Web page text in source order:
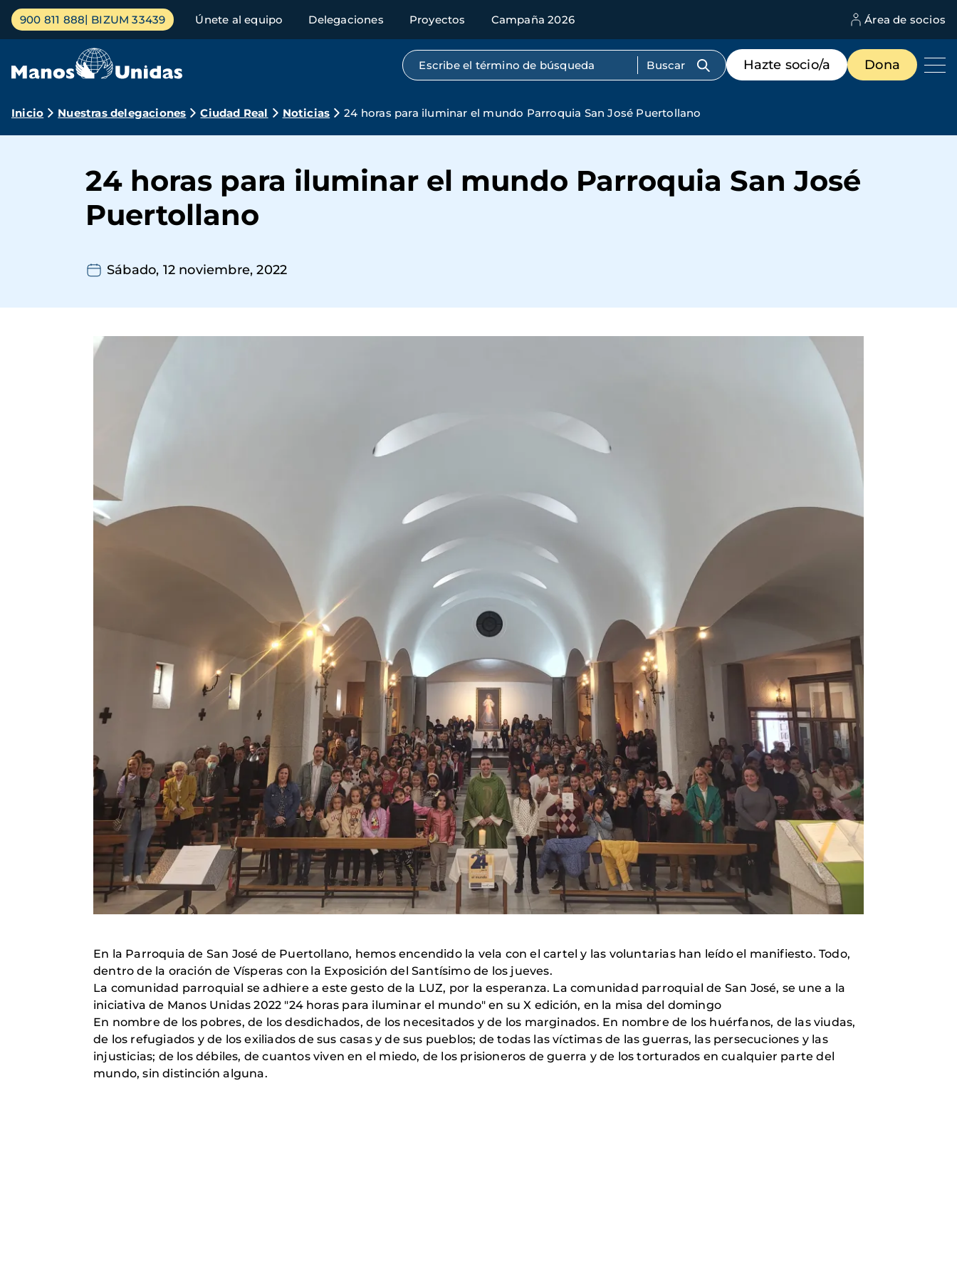
Pasar
contenido
Menú
principal
900 811 888 BIZUM 33439 Únete al equipo Delegaciones Proyectos Campaña 2026 Área de socios
Búsqueda por texto completo
Menú
de
destacados
Hazte socio/a Dona
Ruta
navegación
Inicio Nuestras delegaciones Ciudad Real Noticias 24 horas para iluminar el mundo Parroquia San José Puertollano
24 horas para iluminar el mundo Parroquia San José
Puertollano
Sábado, 12 noviembre, 2022
En la Parroquia de San José de Puertollano, hemos encendido la vela con el cartel y las voluntarias han leído el manifiesto. Todo,
dentro de la oración de Vísperas con la Exposición del Santísimo de los jueves.
La comunidad parroquial se adhiere a este gesto de la LUZ, por la esperanza. La comunidad parroquial de San José, se une a la
iniciativa de Manos Unidas 2022 "24 horas para iluminar el mundo" en su X edición, en la misa del domingo
En nombre de los pobres, de los desdichados, de los necesitados y de los marginados. En nombre de los huérfanos, de las viudas,
de los refugiados y de los exiliados de sus casas y de sus pueblos; de todas las víctimas de las guerras, las persecuciones y las
injusticias; de los débiles, de cuantos viven en el miedo, de los prisioneros de guerra y de los torturados en cualquier parte del
mundo, sin distinción alguna.